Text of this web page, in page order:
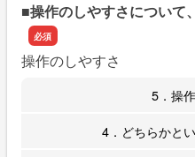
■操作のしやすさについて
操作のしやすさ
5．操
4．どちらかと